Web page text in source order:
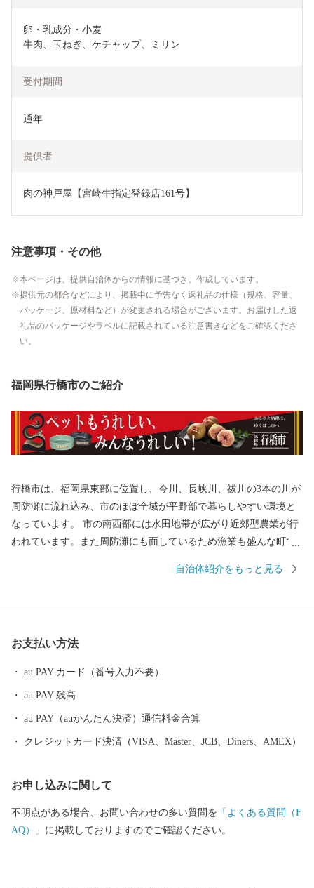
卵・乳成分・小麦
牛肉、玉ねぎ、ケチャップ、ミリン
受付期間
通年
提供者
肉の神戸屋【宮崎牛指定登録店161号】
注意事項・その他
本ページは、提供自治体からの情報に基づき、作成しています。
提供元の都合などにより、掲載中に予告なく返礼品の仕様（規格、容量、
パッケージ、原材料など）が変更される場合がございます。お届けした返
礼品のパッケージやラベルに記載されている注意書きなどをご確認くださ
い。
福岡県行橋市のご紹介
行橋市は、福岡県東部に位置し、今川、長峡川、祓川の3本の川が
周防灘に流れ込み、市のほぼ全域が平野部で暮らしやすい環境と
なっています。 市の南西部には水田地帯が広がり近郊型農業が行
われています。また周防灘にも面しているため漁業も盛んな町で
が開通し一層インフラの整備が進み、京築地区の中核都市として
自治体紹介をもっと見る
お支払い方法
au PAY カード（番号入力不要）
au PAY 残高
au PAY（auかんたん決済）通信料金合算
クレジットカード決済（VISA、Master、JCB、Diners、AMEX）
お申し込みに関して
不明点がある場合、お問い合わせの多い質問を 「よくある質問（F
AQ）」 に掲載しておりますのでご確認ください。